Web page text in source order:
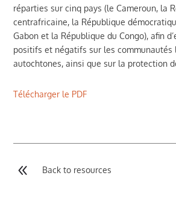
réparties sur cinq pays (le Cameroun, la
centrafricaine, la République
Gabon et la République du Congo), afin
positifs et négatifs sur les communautés
autochtones, ainsi que sur la protection
Télécharger le PDF
8 Back to resources